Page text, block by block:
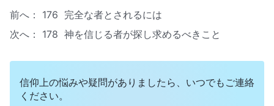
前へ： 176 完全な者とされるには
次へ： 178 神を信じる者が探し求めるべきこと
信仰上の悩みや疑問がありましたら、いつでもご連絡
ください。